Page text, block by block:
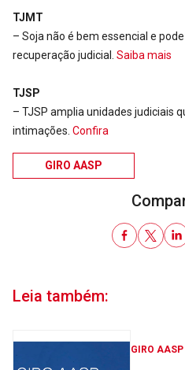
TJMT
– Soja não é bem essencial e
recuperação judicial. Saiba mais
TJSP
– TJSP amplia unidades judiciais
intimações. Confira
GIRO AASP
Leia também:
GIRO AASP